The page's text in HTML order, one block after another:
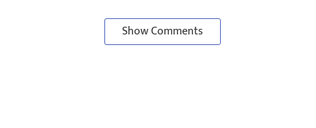
Show Comments